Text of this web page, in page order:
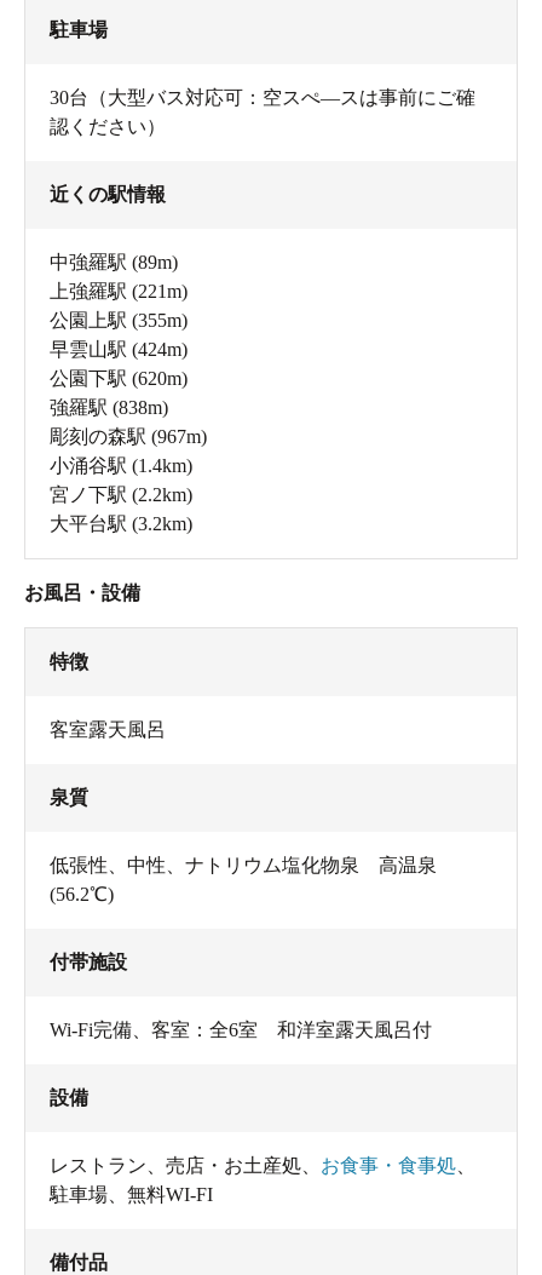
駐車場
30台（大型バス対応可：空スぺ―スは事前にご確
認ください）
近くの駅情報
中強羅駅 (89m)
上強羅駅 (221m)
公園上駅 (355m)
早雲山駅 (424m)
公園下駅 (620m)
強羅駅 (838m)
彫刻の森駅 (967m)
小涌谷駅 (1.4km)
宮ノ下駅 (2.2km)
大平台駅 (3.2km)
お風呂・設備
特徴
客室露天風呂
泉質
低張性、中性、ナトリウム塩化物泉 高温泉
(56.2℃)
付帯施設
Wi-Fi完備、客室：全6室 和洋室露天風呂付
設備
レストラン 売店・お土産処 お食事・食事処
駐車場
無料WI-FI
備付品